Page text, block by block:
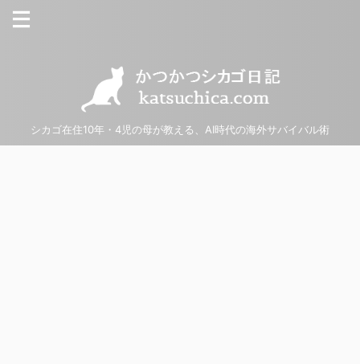
シカゴ在住10年・4児の母が教える、AI時代の海外サバイバル術